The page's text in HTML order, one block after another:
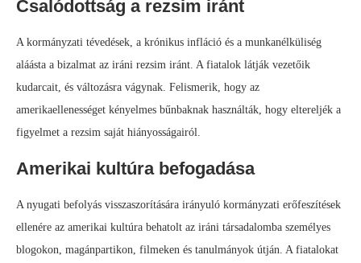
Csalódottság a rezsim iránt
A kormányzati tévedések, a krónikus infláció és a munkanélküliség
aláásta a bizalmat az iráni rezsim iránt. A fiatalok látják vezetőik
kudarcait, és változásra vágynak. Felismerik, hogy az
amerikaellenességet kényelmes bűnbaknak használták, hogy eltereljék a
figyelmet a rezsim saját hiányosságairól.
Amerikai kultúra befogadása
A nyugati befolyás visszaszorítására irányuló kormányzati erőfeszítések
ellenére az amerikai kultúra behatolt az iráni társadalomba személyes
blogokon, magánpartikon, filmeken és tanulmányok útján. A fiatalokat